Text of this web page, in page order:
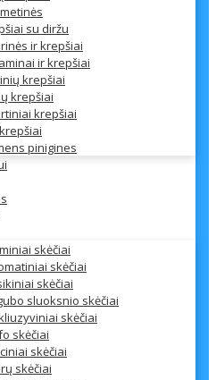
su diržu
ir krepšiai
ir krepšiai
krepšiai
krepšiai
krepšiai
pinigines
skėčiai
skėčiai
skėčiai
sluoksnio skėčiai
skėčiai
skėčiai
skėčiai
skėčiai